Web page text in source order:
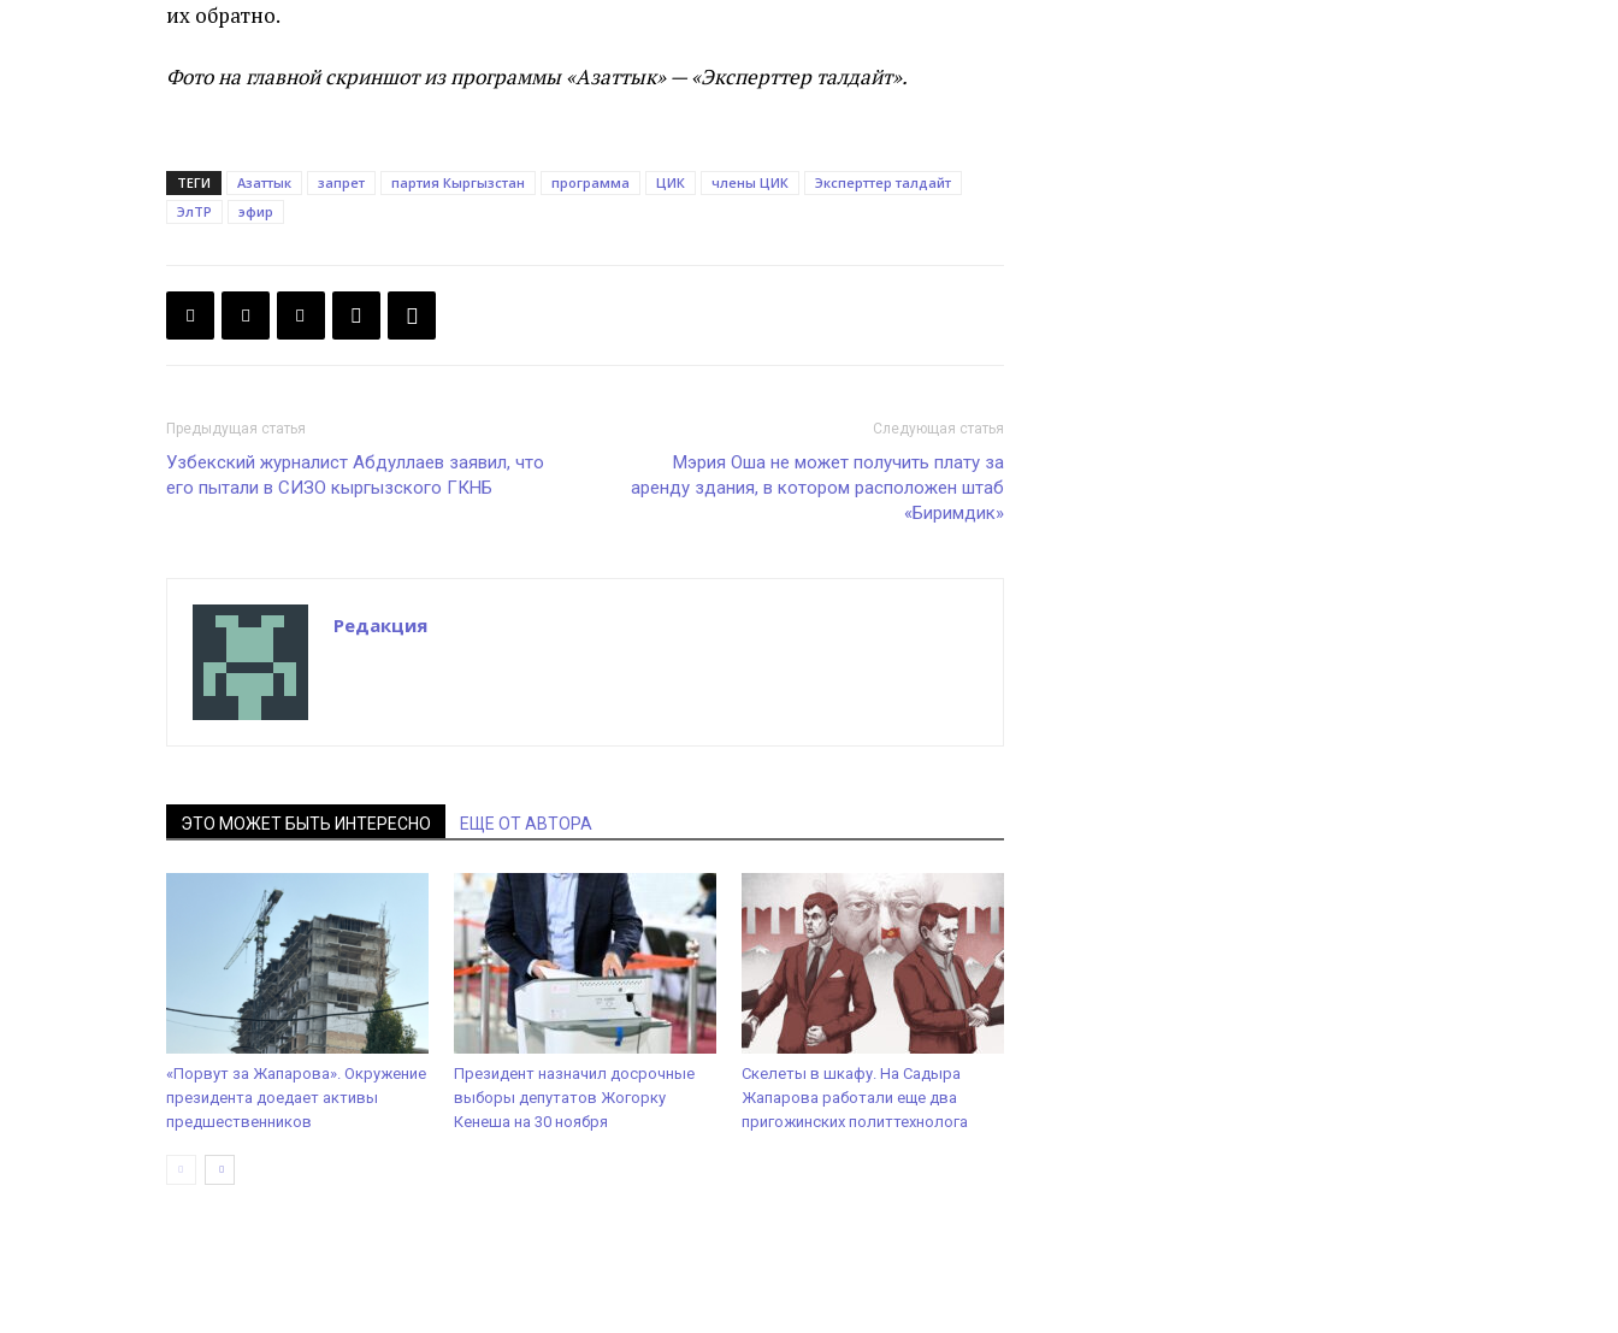
их обратно.
Фото на главной скриншот из программы «Азаттык» — «Эксперттер талдайт».
ТЕГИ Азаттык запрет партия Кыргызстан программа ЦИК члены ЦИК
Эксперттер талдайт
ЭлТР
эфир
Предыдущая статья
Узбекский журналист Абдуллаев заявил, что
его пытали в СИЗО кыргызского ГКНБ
Следующая статья
Мэрия Оша не может получить плату за
аренду здания, в котором расположен штаб
«Биримдик»
Редакция
ЭТО МОЖЕТ БЫТЬ ИНТЕРЕСНО ЕЩЕ ОТ АВТОРА
«Порвут за Жапарова». Окружение
президента доедает активы
предшественников
Президент назначил досрочные
выборы депутатов Жогорку
Кенеша на 30 ноября
Скелеты в шкафу. На Садыра
Жапарова работали еще два
пригожинских политтехнолога